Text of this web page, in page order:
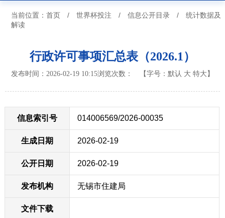
当前位置： 首页 / 世界杯投注 / 信息公开目录 /
统计数据及
解读
行政许可事项汇总表（2026.1）
发布时间：2026-02-19 10:15浏览次数： 【字号： 默认 大 特大 】
信息索引号 014006569/2026-00035
生成日期 2026-02-19
公开日期 2026-02-19
发布机构 无锡市住建局
文件下载